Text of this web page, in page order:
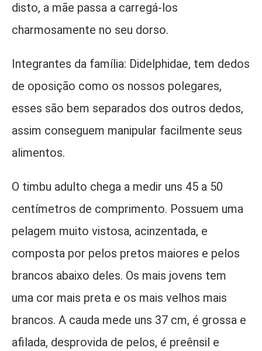
disto, a mãe passa a carregá-los
charmosamente no seu dorso.
Integrantes da família: Didelphidae, tem dedos
de oposição como os nossos polegares,
esses são bem separados dos outros dedos,
assim conseguem manipular facilmente seus
alimentos.
O timbu adulto chega a medir uns 45 a 50
centímetros de comprimento. Possuem uma
pelagem muito vistosa, acinzentada, e
composta por pelos pretos maiores e pelos
brancos abaixo deles. Os mais jovens tem
uma cor mais preta e os mais velhos mais
brancos. A cauda mede uns 37 cm, é grossa e
afilada, desprovida de pelos, é preênsil e